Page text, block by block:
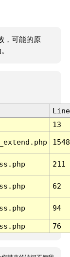
，可能的原
Line
13
1548
211
62
94
76